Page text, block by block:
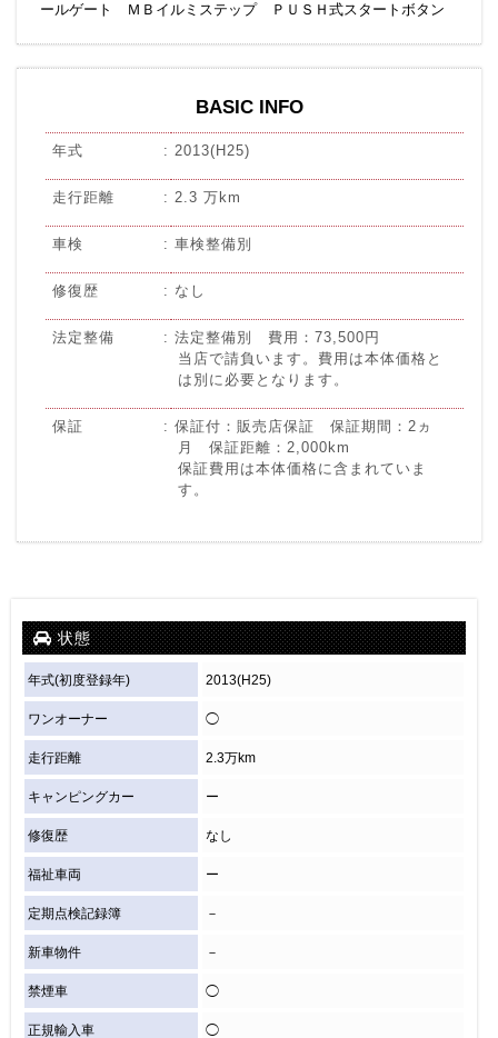
ールゲート ＭＢイルミステップ ＰＵＳＨ式スタートボタン
BASIC INFO
年式 2013(H25)
走行距離 2.3 万km
車検 車検整備別
修復歴 なし
法定整備
法定整備別 費用：73,500円
当店で請負います。費用は本体価格と
は別に必要となります。
保証
保証付：販売店保証 保証期間：2ヵ
月 保証距離：2,000km
保証費用は本体価格に含まれていま
す。
状態
年式(初度登録年) 2013(H25)
ワンオーナー ◯
走行距離 2.3万km
キャンピングカー ー
修復歴 なし
福祉車両 ー
定期点検記録簿 －
新車物件 －
禁煙車 ◯
正規輸入車 ◯